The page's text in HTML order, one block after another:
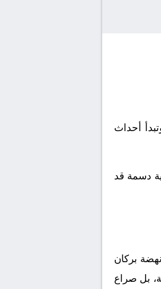
وتبدأ أحداث
دسمة قد
نهضة بركان
بل صراع